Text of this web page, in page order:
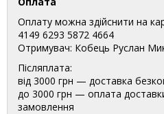
Оплату можна здійснити на
4149 6293 5872 4664
Отримувач: Кобець Руслан
Післяплата:
від 3000 грн — доставка
до 3000 грн — оплата
замовлення